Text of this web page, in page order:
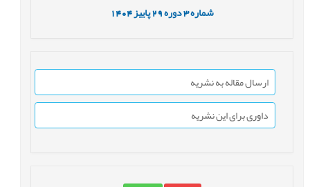
شماره3 دوره29 پاییز1404
ارسال مقاله به نشریه
داوری برای این نشریه